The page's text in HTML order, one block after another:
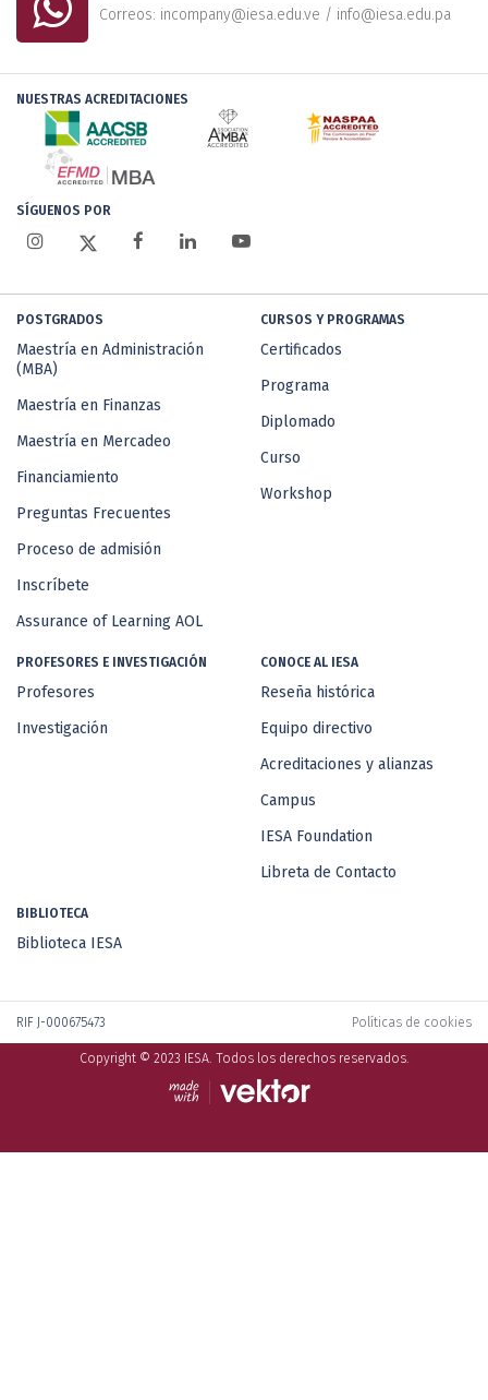
Correos: incompany@iesa.edu.ve / info@iesa.edu.pa
NUESTRAS ACREDITACIONES
SÍGUENOS POR
POSTGRADOS
Maestría en Administración
(MBA)
Maestría en Finanzas
Maestría en Mercadeo
Financiamiento
Preguntas Frecuentes
Proceso de admisión
Inscríbete
Assurance of Learning AOL
CURSOS Y PROGRAMAS
Certificados
Programa
Diplomado
Curso
Workshop
PROFESORES E INVESTIGACIÓN
Profesores
Investigación
CONOCE AL IESA
Reseña histórica
Equipo directivo
Acreditaciones y alianzas
Campus
IESA Foundation
Libreta de Contacto
BIBLIOTECA
Biblioteca IESA
RIF J-000675473 Políticas de cookies
Copyright © 2023 IESA. Todos los derechos reservados.